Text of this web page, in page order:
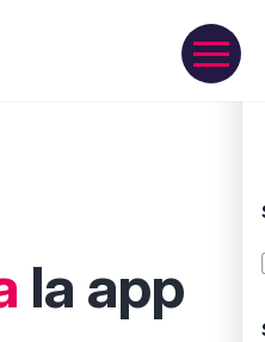
la app